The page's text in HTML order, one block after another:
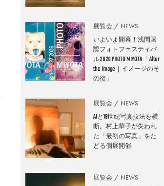
展覧会 NEWS
いよいよ開幕！浅間国
際フォトフェスティバ
ル2026 PHOTO MIYOTA 「After
the Image｜イメージのそ
の後」
展覧会 NEWS
AIと19世紀写真技法を横
断。村上華子が失われ
た「最初の写真」をた
どる個展開催
展覧会 NEWS